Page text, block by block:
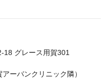
18 グレース用賀301
アーバンクリニック隣）